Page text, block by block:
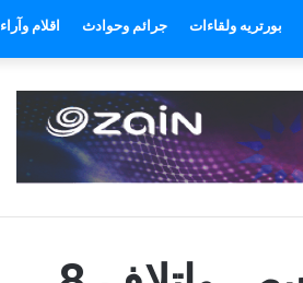
بورتريه ولقاءات جرائم وحوادث اقلام وآراء